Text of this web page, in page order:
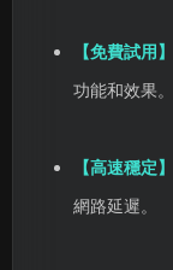
【免費試用】
功能和效果。
【高速穩定】
網路延遲。